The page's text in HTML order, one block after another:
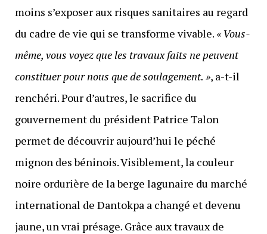
moins s’exposer aux risques sanitaires au regard
du cadre de vie qui se transforme vivable. « Vous-
même, vous voyez que les travaux faits ne peuvent
constituer pour nous que de soulagement. », a-t-il
renchéri. Pour d’autres, le sacrifice du
gouvernement du président Patrice Talon
permet de découvrir aujourd’hui le péché
mignon des béninois. Visiblement, la couleur
noire ordurière de la berge lagunaire du marché
international de Dantokpa a changé et devenu
jaune, un vrai présage. Grâce aux travaux de